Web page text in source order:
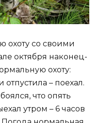
охоту со своими
октября наконец-
охоту:
отпустила – поехал.
что опять
утром – 6 часов